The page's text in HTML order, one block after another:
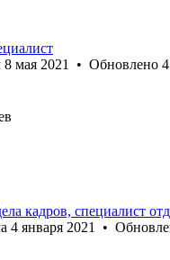
8 мая 2021 • Обновлено
кадров, специалист
4 января 2021 •